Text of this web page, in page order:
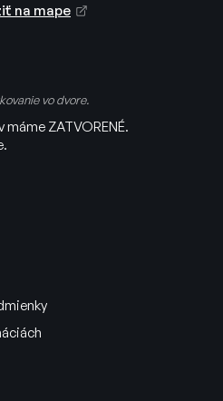
na mape
vo dvore.
ZATVORENÉ.